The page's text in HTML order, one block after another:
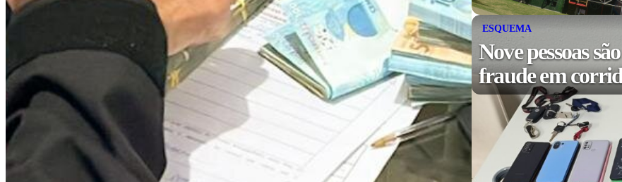
ESQUEMA
Nove pessoas
fraude em